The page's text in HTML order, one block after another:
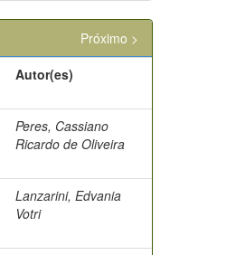
Próximo >
Autor(es)
Peres, Cassiano
Ricardo de Oliveira
Lanzarini, Edvania
Votri